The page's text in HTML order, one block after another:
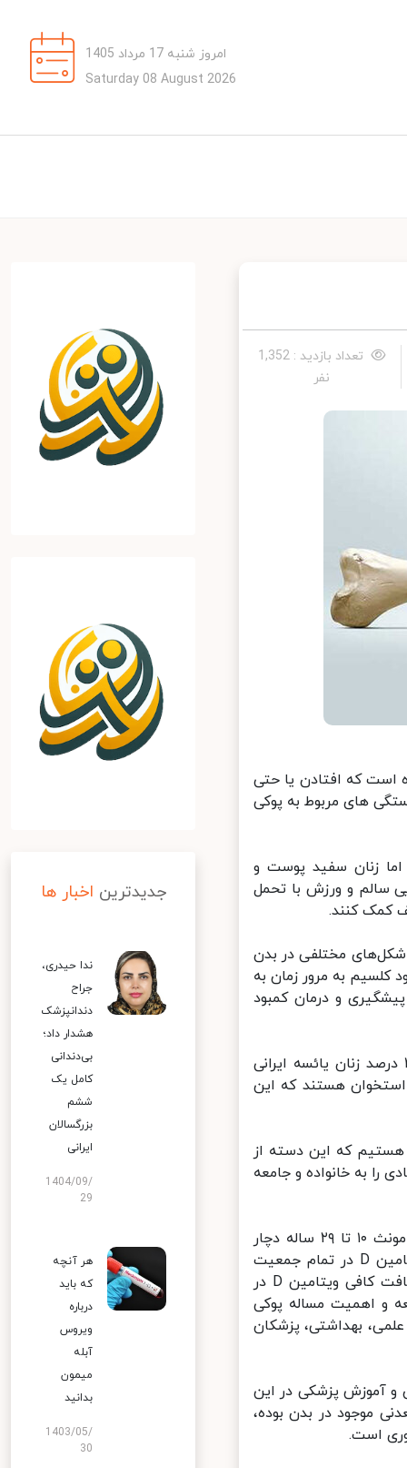
امروز شنبه 17 مرداد 1405
Saturday 08 August 2026
تعداد بازدید : 1,352
نفر
که افتادن یا حتی
های مربوط به پوکی
زنان سفید پوست و
سالم و ورزش با تحمل
کمک کنند.
مختلفی در بدن
به مرور زمان به
و درمان کمبود
آخرین مطالعات کشوری دانشگاه علوم پزشکی شهید بهشتی، ۳۲ درصد زنان یائسه ایرانی
هستند که این
سنین زیر ۳۰ سال در کشور هستیم که این دسته از
به خانواده و جامعه
مطالعات انجام شده نیز در تهران نشان می دهد حدود ۷۵ درصد از افراد مونث ۱۰ تا ۲۹ ساله دچار
کمبود ویتامین D هستند، یافته ها نشان می دهد شیوع بالای کمبود ویتامین D در تمام جمعیت
مورد مطالعه و به ویژه زنان در سنین باروری است. با توجه به اهمیت دریافت کافی ویتامین D در
و اهمیت مساله پوکی
بهداشتی، پزشکان
و آموزش پزشکی در این
موجود در بدن بوده،
است.
جدیدترین اخبار ها
ندا حیدری،
جراح
دندانپزشک
هشدار داد؛
بی‌دندانی
کامل یک
ششم
بزرگسالان
ایرانی
1404/09/
29
هر آنچه
که باید
درباره
ویروس
آبله
میمون
بدانید
1403/05/
30